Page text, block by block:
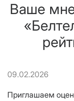
Ваше
09.02.2026
Приглашаем